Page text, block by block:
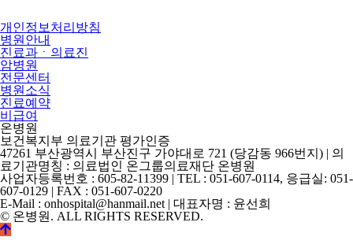
개인정보처리방침
병원안내
진료과ㆍ의료진
암병원
전문센터
병원소식
진료예약
비급여
온병원
보건복지부 의료기관 평가인증
47261 부산광역시 부산진구 가야대로 721 (당감동 966번지) | 의
료기관명칭 : 의료법인 온그룹의료재단 온병원
사업자등록번호 : 605-82-11399 | TEL : 051-607-0114, 응급실: 051-
607-0129 | FAX : 051-607-0220
E-Mail : onhospital@hanmail.net | 대표자명 : 윤선희
© 온병원. ALL RIGHTS RESERVED.
©
k2s0o2d0e0s1i0g1n.